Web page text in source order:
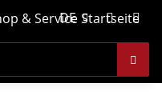
DE